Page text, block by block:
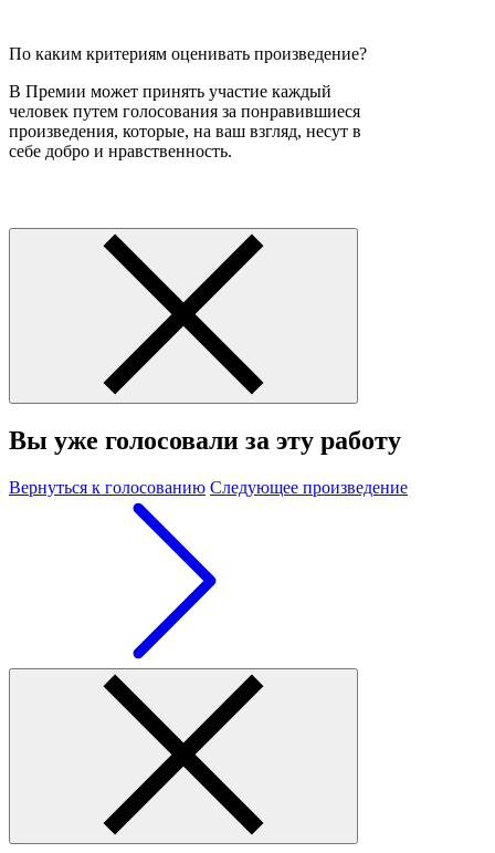
По каким критериям оценивать произведение?
В Премии может принять участие каждый
человек путем голосования за понравившиеся
произведения, которые, на ваш взгляд, несут в
себе добро и нравственность.
Вы уже голосовали за эту работу
Вернуться к голосованию Следующее произведение